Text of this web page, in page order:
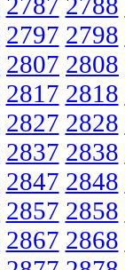
2797 2798
2807 2808
2817 2818
2827 2828
2837 2838
2847 2848
2857 2858
2867 2868